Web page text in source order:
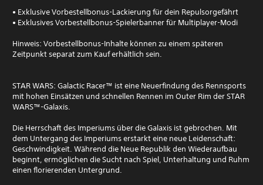
• Exklusive Vorbestellbonus-Lackierung für dein Repulsorgefährt
• Exklusives Vorbestellbonus-Spielerbanner für Multiplayer-Modi
Hinweis: Vorbestellbonus-Inhalte können zu einem späteren
Zeitpunkt separat zum Kauf erhältlich sein.
STAR WARS: Galactic Racer™ ist eine Neuerfindung des Rennsports
mit hohen Einsätzen und schnellen Rennen im Outer Rim der STAR
WARS​​™​​-Galaxis.
Die Herrschaft des Imperiums über die Galaxis ist gebrochen. Mit
dem Untergang des Imperiums erstarkt eine neue Leidenschaft:
Geschwindigkeit. Während die Neue Republik den Wiederaufbau
beginnt, ermöglichen die Sucht nach Spiel, Unterhaltung und Ruhm
einen florierenden Untergrund.